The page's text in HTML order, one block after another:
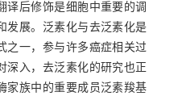
译后修饰是细胞中重要的调
发展。泛素化与去泛素化是
之一，参与许多癌症相关过
深入，去泛素化的研究也正
家族中的重要成员泛素羧基